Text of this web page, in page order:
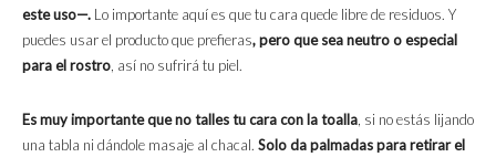
este uso—. Lo importante aquí es que tu cara quede libre de residuos. Y
puedes usar el producto que prefieras, pero que sea neutro o especial
para el rostro, así no sufrirá tu piel.
Es muy importante que no talles tu cara con la toalla, si no estás lijando
una tabla ni dándole masaje al chacal. Solo da palmadas para retirar el